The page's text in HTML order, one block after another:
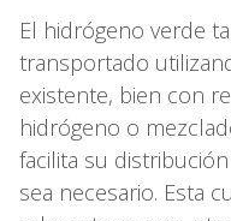
El hidrógeno verde
transportado
existente, bien con
hidrógeno o
facilita su
sea necesario. Esta